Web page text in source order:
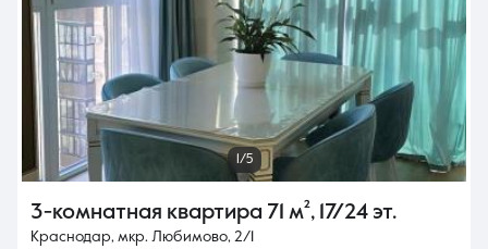
1/5
3-комнатная квартира 71 м², 17/24 эт.
Краснодар, мкр. Любимово, 2/1